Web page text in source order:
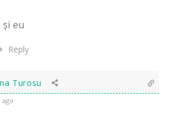
eu
Reply
Turosu
ago